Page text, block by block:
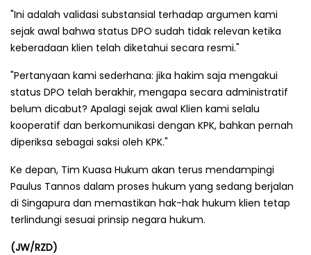
"Ini adalah validasi substansial terhadap argumen kami
sejak awal bahwa status DPO sudah tidak relevan ketika
keberadaan klien telah diketahui secara resmi."
"Pertanyaan kami sederhana: jika hakim saja mengakui
status DPO telah berakhir, mengapa secara administratif
belum dicabut? Apalagi sejak awal Klien kami selalu
kooperatif dan berkomunikasi dengan KPK, bahkan pernah
diperiksa sebagai saksi oleh KPK."
Ke depan, Tim Kuasa Hukum akan terus mendampingi
Paulus Tannos dalam proses hukum yang sedang berjalan
di Singapura dan memastikan hak-hak hukum klien tetap
terlindungi sesuai prinsip negara hukum.
(JW/RZD)